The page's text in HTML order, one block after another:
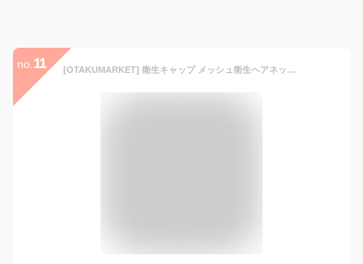
no. 11 [OTAKUMARKET] 衛生キャップ メッシュ衛生ヘアネット 給食 帽 衛生 厨房調理 飲食店 調理帽子 給食用 女性 男性 用 ヘアーネット 業務用 料理 作業用 ヘアキャップ 男女兼用 (スカイブルー, 10)